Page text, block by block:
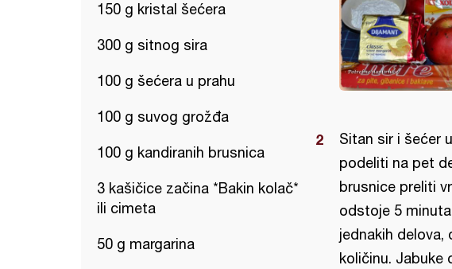
150 g kristal šećera
300 g sitnog sira
100 g šećera u prahu
100 g suvog grožđa
100 g kandiranih brusnica
3 kašičice začina *Bakin kolač*
ili cimeta
50 g margarina
Sitan sir i šećer
podeliti na pet
brusnice preliti
odstoje 5
jednakih delova,
količinu. Jabuke